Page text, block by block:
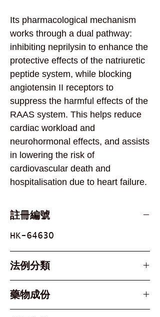
Its pharmacological mechanism
works through a dual pathway:
inhibiting neprilysin to enhance the
protective effects of the natriuretic
peptide system, while blocking
angiotensin II receptors to
suppress the harmful effects of the
RAAS system. This helps reduce
cardiac workload and
neurohormonal effects, and assists
in lowering the risk of
cardiovascular death and
hospitalisation due to heart failure.
註冊編號
HK-64630
法例分類
Schedule 3 Poison
藥物成份